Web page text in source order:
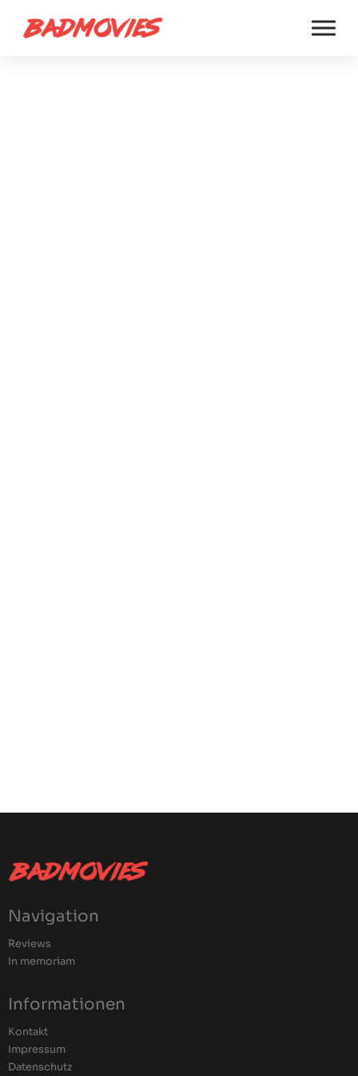
Navigation
Reviews
In memoriam
Informationen
Kontakt
Impressum
Datenschutz